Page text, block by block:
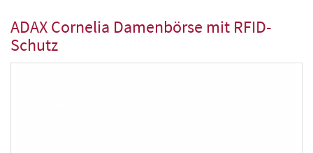
ADAXCornelia Damenbörse mit RFID-
Schutz